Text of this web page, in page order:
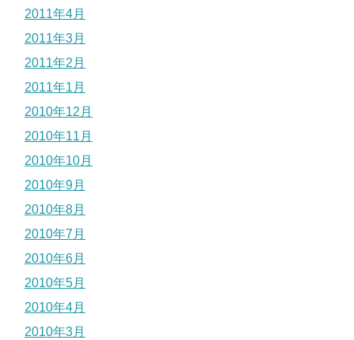
2011年4月
2011年3月
2011年2月
2011年1月
2010年12月
2010年11月
2010年10月
2010年9月
2010年8月
2010年7月
2010年6月
2010年5月
2010年4月
2010年3月